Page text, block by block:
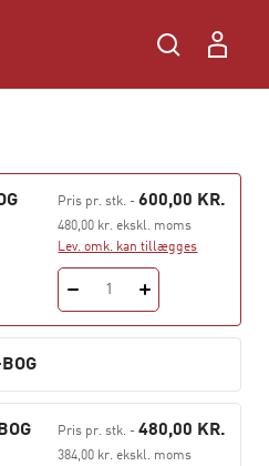
Pris pr. stk. -600,00 KR.
480,00 kr. ekskl. moms
Lev. omk. kan tillægges
1
Pris pr. stk. -480,00 KR.
384,00 kr. ekskl. moms